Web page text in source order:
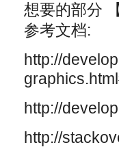
想要的部分
参考文档:
http://
http://
http://